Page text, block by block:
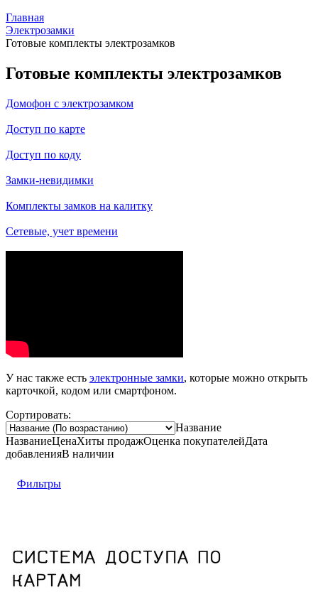
Главная
Электрозамки
Готовые комплекты электрозамков
Готовые комплекты электрозамков
Домофон с электрозамком
Доступ по карте
Доступ по коду
Замки-невидимки
Комплекты замков на калитку
Сетевые, учет времени
У нас также есть электронные замки, которые можно открыть
карточкой, кодом или смартфоном.
Сортировать:
Название
НазваниеЦенаХиты продажОценка покупателейДата
добавленияВ наличии
Фильтры